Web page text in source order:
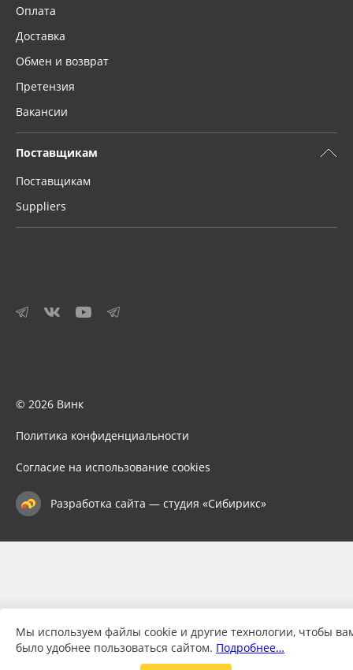
Оплата
Доставка
Обмен и возврат
Претензия
Вакансии
Поставщикам
Поставщикам
Suppliers
© 2026 Винк
Политика конфиденциальности
Согласие на использование cookies
Разработка сайта — студия «Сибирикс»
Мы используем файлы cookie и другие технологии, чтобы
было удобнее пользоваться сайтом. Подробнее…